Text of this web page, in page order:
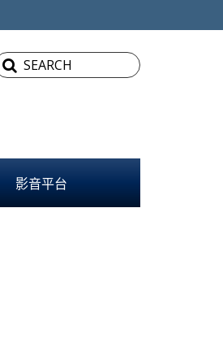
影音平台